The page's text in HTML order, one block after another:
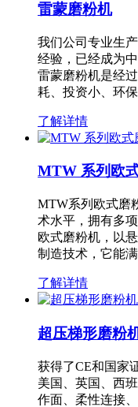
雷蒙磨粉机
我们公司专业生
经验，已经成为
雷蒙磨粉机是经
耗、投资小、环
了解详情
MTW 系列欧
MTW系列欧式磨
术水平，拥有多
欧式磨粉机，以
制造技术，它能
了解详情
超压梯形磨粉
获得了CE和国家
美国、英国、西
作面、柔性连接